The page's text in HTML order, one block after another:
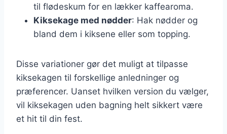
til flødeskum for en lækker kaffearoma.
Kiksekage med nødder: Hak nødder og
bland dem i kiksene eller som topping.
Disse variationer gør det muligt at tilpasse
kiksekagen til forskellige anledninger og
præferencer. Uanset hvilken version du vælger,
vil kiksekagen uden bagning helt sikkert være
et hit til din fest.